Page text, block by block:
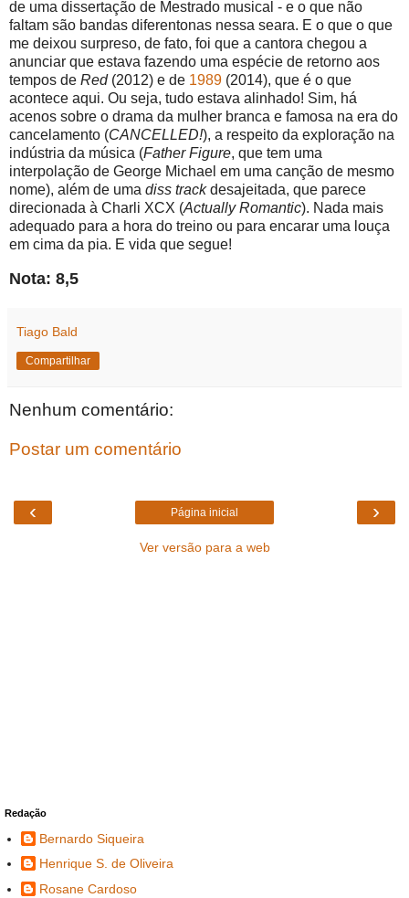
de uma dissertação de Mestrado musical - e o que não
faltam são bandas diferentonas nessa seara. E o que o que
me deixou surpreso, de fato, foi que a cantora chegou a
anunciar que estava fazendo uma espécie de retorno aos
tempos de Red(2012) e de 1989 (2014), que é o que
acontece aqui. Ou seja, tudo estava alinhado! Sim, há
acenos sobre o drama da mulher branca e famosa na era do
cancelamento (CANCELLED!), a respeito da exploração na
indústria da música (Father Figure, que tem uma
interpolação de George Michael em uma canção de mesmo
nome), além de uma diss trackdesajeitada, que parece
direcionada à Charli XCX (Actually Romantic). Nada mais
adequado para a hora do treino ou para encarar uma louça
em cima da pia. E vida que segue!
Nota: 8,5
Tiago Bald
Compartilhar
Nenhum comentário:
Postar um comentário
‹ ›
Página inicial
Ver versão para a web
Redação
Bernardo Siqueira
Henrique S. de Oliveira
Rosane Cardoso